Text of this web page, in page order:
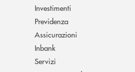
Investimenti
Previdenza
Assicurazioni
Inbank
Servizi